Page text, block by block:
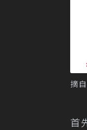
摘
首